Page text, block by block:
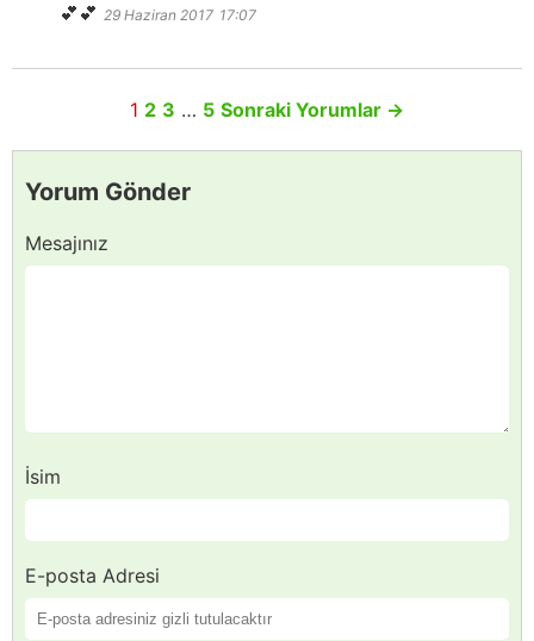
💕💕 29 Haziran 2017 17:07
1 2 3 … 5 Sonraki Yorumlar →
Yorum Gönder
Mesajınız
İsim
E-posta Adresi